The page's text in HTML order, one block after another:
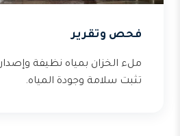
فحص وتقرير
ملء الخزان بمياه نظيفة
تثبت سلامة وجودة المياه.